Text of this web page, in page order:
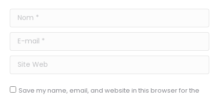
Nom *
E-mail *
Site Web
Save my name, email, and website in this browser for the